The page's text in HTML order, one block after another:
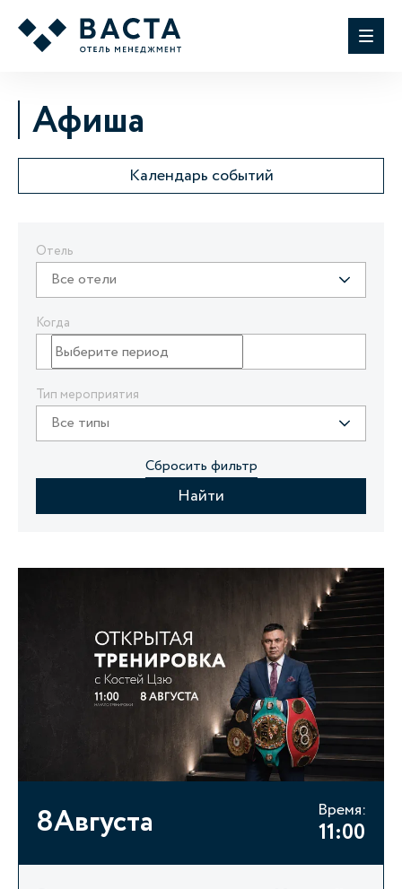
Афиша
Календарь событий
Отель
Все отели
Когда
Тип мероприятия
Все типы
Сбросить фильтр
Найти
8 августа Время:
11:00